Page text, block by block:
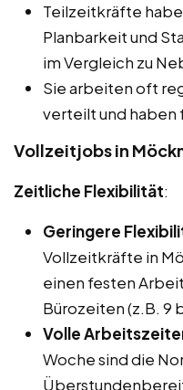
Teilzeitkräfte
Planbarkeit und
im Vergleich zu
Sie arbeiten oft
verteilt und
Vollzeitjobs in
Zeitliche Flexibilität:
Geringere
Vollzeitkräfte in
einen festen
Bürozeiten (z.B. 9
Volle
Woche sind die